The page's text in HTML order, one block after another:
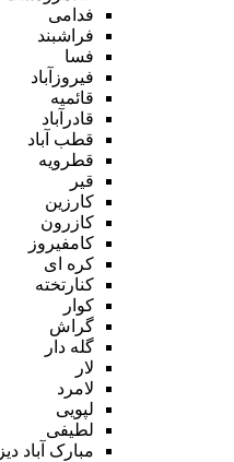
فدامی
فراشبند
فسا
فیروزآباد
قائمیه
قادرآباد
قطب آباد
قطرویه
قیر
کارزین
کازرون
کامفیروز
کره ای
کنارتخته
کوار
گراش
گله دار
لار
لامرد
لپویی
لطیفی
مبارک آباد دیز